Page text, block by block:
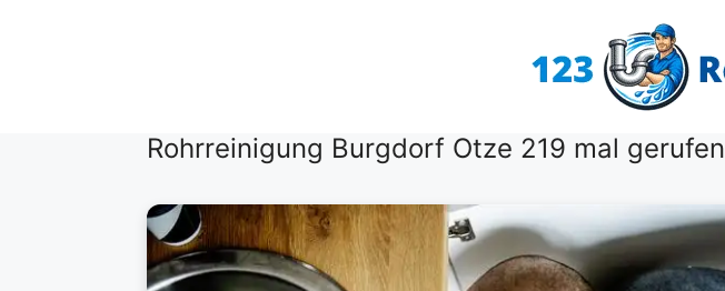
Rohrreinigung Burgdorf Otze 219 mal gerufen